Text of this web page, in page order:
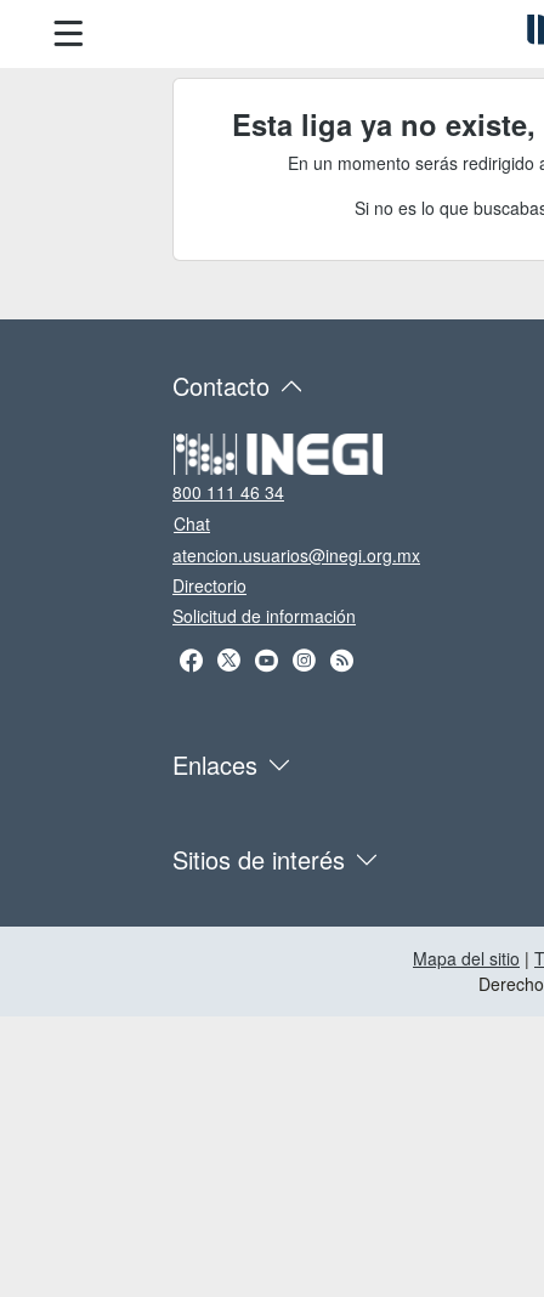
Esta liga ya no
En un momento serás
Si no es lo que
Contacto
800 111 46 34
Chat
atencion.usuarios@inegi.org.mx
Directorio
Solicitud de información
Enlaces
Sitios de interés
Mapa del sitio |